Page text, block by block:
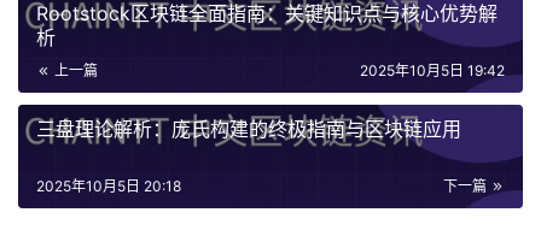
Rootstock区块链全面指南：关键知识点与核心优势解
析
上一篇 2025年10月5日 19:42
三盘理论解析：庞氏构建的终极指南与区块链应用
下一篇
2025年10月5日 20:18